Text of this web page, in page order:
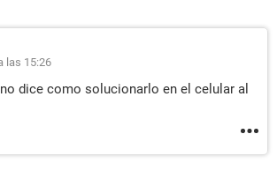
las 15:26
dice como solucionarlo en el celular al